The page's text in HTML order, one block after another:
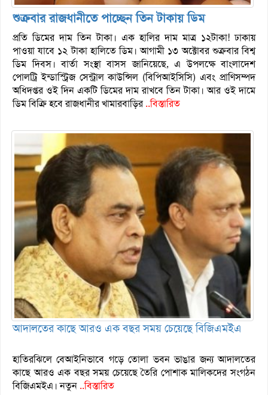
শুক্রবার রাজধানীতে পাচ্ছেন তিন টাকায় ডিম
প্রতি ডিমের দাম তিন টাকা। এক হালির দাম মাত্র ১২টাকা! ঢাকায়
পাওয়া যাবে ১২ টাকা হালিতে ডিম। আগামী ১৩ অক্টোবর শুক্রবার বিশ্ব
ডিম দিবস। বার্তা সংস্থা বাসস জানিয়েছে, এ উপলক্ষে বাংলাদেশ
পোলট্রি ইন্ডাস্ট্রিজ সেন্ট্রাল কাউন্সিল (বিপিআইসিসি) এবং প্রাণিসম্পদ
অধিদপ্তর ওই দিন একটি ডিমের দাম রাখবে তিন টাকা। আর ওই দামে
ডিম বিক্রি হবে রাজধানীর খামারবাড়ির..বিস্তারিত
আদালতের কাছে আরও এক বছর সময় চেয়েছে বিজিএমইএ
হাতিরঝিলে বেআইনিভাবে গড়ে তোলা ভবন ভাঙার জন্য আদালতের
কাছে আরও এক বছর সময় চেয়েছে তৈরি পোশাক মালিকদের সংগঠন
বিজিএমইএ। নতুন ..বিস্তারিত